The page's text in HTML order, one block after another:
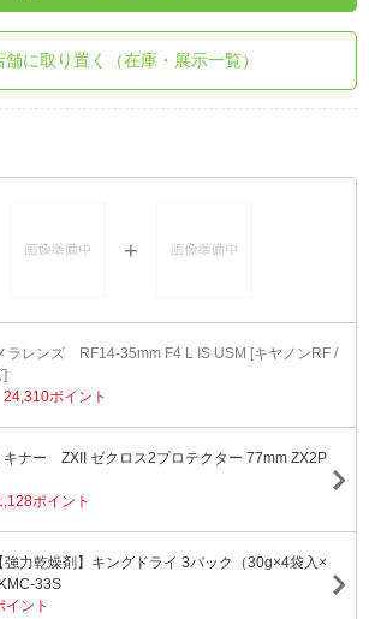
舗に取り置く（在庫・展示一覧）
ラレンズ RF14-35mm F4 L IS USM [キヤノンRF /
24,310ポイント
キナー ZXII ゼクロス2プロテクター 77mm ZX2P
ポイント
力乾燥剤】キングドライ 3パック（30g×4袋入×
33S
イント